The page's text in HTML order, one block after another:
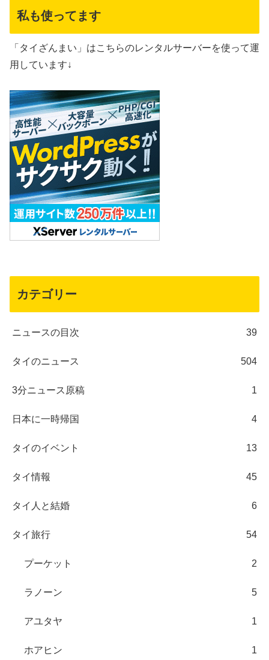
私も使ってます
「タイざんまい」はこちらのレンタルサーバーを使って運
用しています↓
カテゴリー
ニュースの目次 39
タイのニュース 504
3分ニュース原稿 1
日本に一時帰国 4
タイのイベント 13
タイ情報 45
タイ人と結婚 6
タイ旅行 54
プーケット 2
ラノーン 5
アユタヤ 1
ホアヒン 1